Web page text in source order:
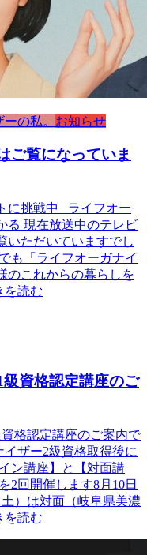
の私。 お知らせ
ご覧になっていま
に挑戦中 ライフオー
る 現在放送中のテレビ
いただいていますでし
も「ライフオーガナイ
のこれからの暮らしを
を読む
資格認定講座のご
格認定講座のご案内で
ザー2級資格取得後に
ン講座】と【対面講
2回開催します8月10日
）は対面（岐阜県美濃
を読む